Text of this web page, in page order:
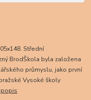
Střední
BrodŠkola byla založena
průmyslu, jako první
Vysoké školy